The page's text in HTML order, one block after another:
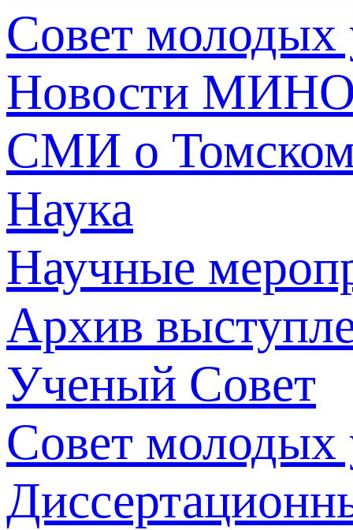
Совет молодых
Новости
СМИ о
Наука
Научные
Архив
Ученый Совет
Совет молодых